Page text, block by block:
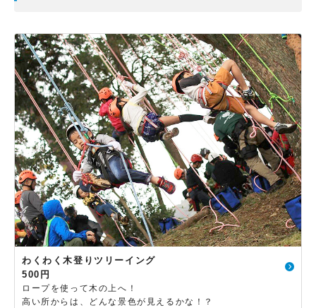
わくわく木登りツリーイング
500円
ロープを使って木の上へ！
高い所からは、どんな景色が見えるかな！？